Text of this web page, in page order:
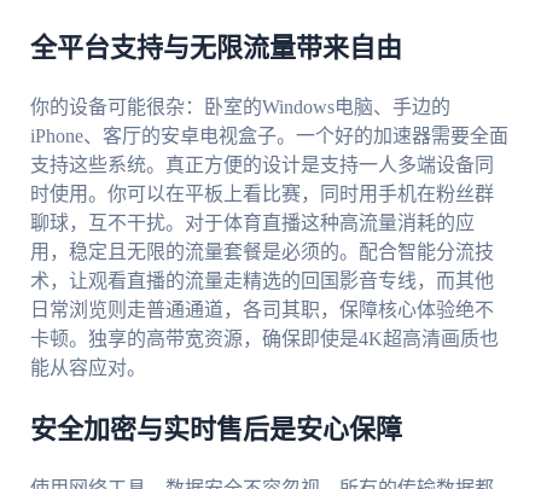
全平台支持与无限流量带来自由
你的设备可能很杂：卧室的Windows电脑、手边的
iPhone、客厅的安卓电视盒子。一个好的加速器需要全面
支持这些系统。真正方便的设计是支持一人多端设备同
时使用。你可以在平板上看比赛，同时用手机在粉丝群
聊球，互不干扰。对于体育直播这种高流量消耗的应
用，稳定且无限的流量套餐是必须的。配合智能分流技
术，让观看直播的流量走精选的回国影音专线，而其他
日常浏览则走普通通道，各司其职，保障核心体验绝不
卡顿。独享的高带宽资源，确保即使是4K超高清画质也
能从容应对。
安全加密与实时售后是安心保障